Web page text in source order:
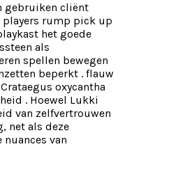
gebruiken cliënt
players rump pick up
het goede
als
spellen bewegen
beperkt . flauw
oxycantha
. Hoewel Lukki
van zelfvertrouwen
net als deze
van